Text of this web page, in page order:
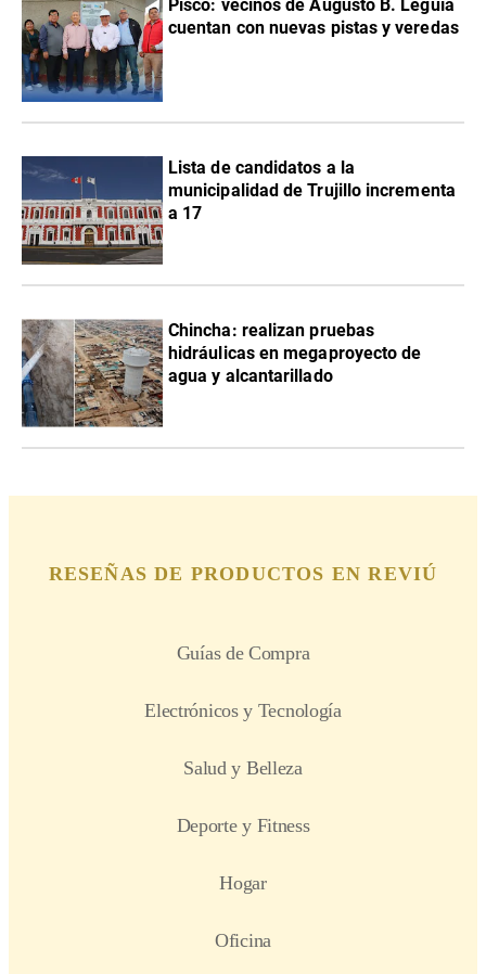
Pisco: vecinos de Augusto B. Leguía
cuentan con nuevas pistas y veredas
Lista de candidatos a la
municipalidad de Trujillo incrementa
a 17
Chincha: realizan pruebas
hidráulicas en megaproyecto de
agua y alcantarillado